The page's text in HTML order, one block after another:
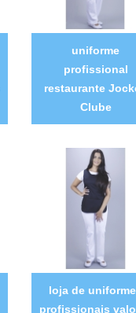
uniforme
profissional
restaurante
Clube
loja de
profissionais